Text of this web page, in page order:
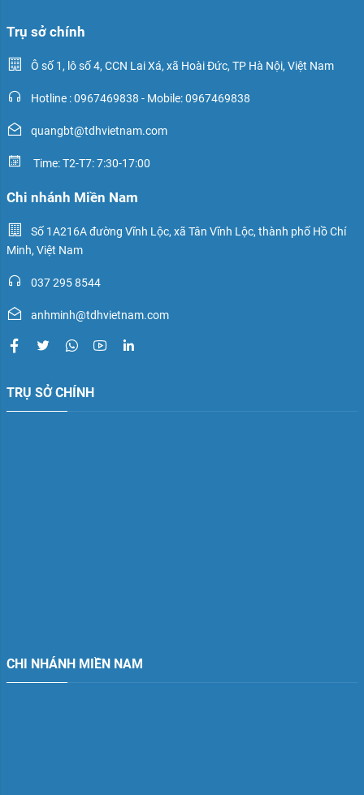
Trụ sở chính
Ô số 1, lô số 4, CCN Lai Xá, xã Hoài Đức, TP Hà Nội, Việt Nam
Hotline : 0967469838 - Mobile: 0967469838
quangbt@tdhvietnam.com
Time: T2-T7: 7:30-17:00
Chi nhánh Miền Nam
Số 1A216A đường Vĩnh Lộc, xã Tân Vĩnh Lộc, thành phố Hồ Chí
Minh, Việt Nam
037 295 8544
anhminh@tdhvietnam.com
TRỤ SỞ CHÍNH
CHI NHÁNH MIỀN NAM